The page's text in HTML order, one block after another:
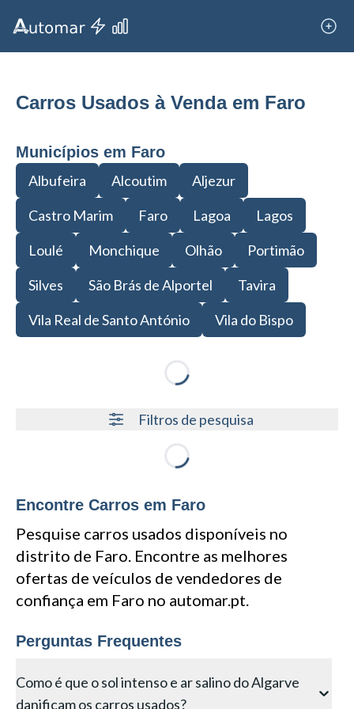
Carros Usados à Venda em Faro
Municípios em Faro
Albufeira
Alcoutim
Aljezur
Castro Marim
Faro Lagoa
Lagos
Loulé
Monchique Olhão
Portimão
Silves
São Brás de Alportel
Tavira
Vila Real de Santo António
Vila do Bispo
Filtros de pesquisa
Encontre Carros em Faro
Pesquise carros usados disponíveis no
distrito de Faro. Encontre as melhores
ofertas de veículos de vendedores de
confiança em Faro no automar.pt.
Perguntas Frequentes
Como é que o sol intenso e ar salino do Algarve
danificam os carros usados?